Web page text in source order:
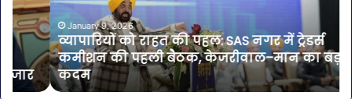
SAS
नगर
में
ट्रेडर्स
कमीशन
की
January 9, 2026
व्यापारियों को राहत की पहल: SAS नगर में ट्रेडर्स
कमीशन की पहली बैठक, केजरीवाल–मान का बड़ा
कदम
में